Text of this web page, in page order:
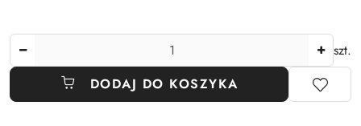
szt.
DODAJ DO KOSZYKA